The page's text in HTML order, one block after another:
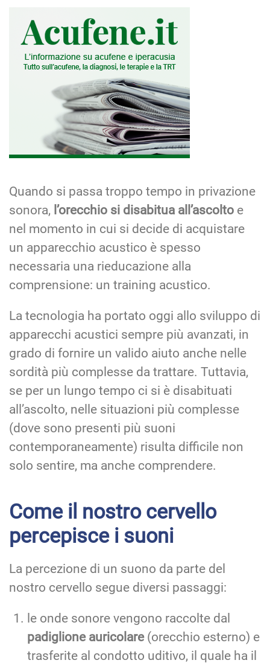
Quando si passa troppo tempo in privazione
sonora, l’orecchio si disabitua all’ascolto e
nel momento in cui si decide di acquistare
un apparecchio acustico è spesso
necessaria una rieducazione alla
comprensione: un training acustico.
La tecnologia ha portato oggi allo sviluppo di
apparecchi acustici sempre più avanzati, in
grado di fornire un valido aiuto anche nelle
sordità più complesse da trattare. Tuttavia,
se per un lungo tempo ci si è disabituati
all’ascolto, nelle situazioni più complesse
(dove sono presenti più suoni
contemporaneamente) risulta difficile non
solo sentire, ma anche comprendere.
Come il nostro cervello
percepisce i suoni
La percezione di un suono da parte del
nostro cervello segue diversi passaggi:
le onde sonore vengono raccolte dal
padiglione auricolare(orecchio esterno) e
trasferite al condotto uditivo, il quale ha il